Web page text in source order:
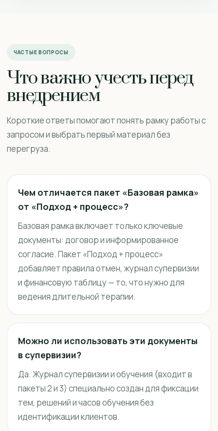
ЧАСТЫЕ ВОПРОСЫ
Что важно учесть перед
внедрением
Короткие ответы помогают понять рамку работы с
запросом и выбрать первый материал без
перегруза.
Чем отличается пакет «Базовая рамка»
от «Подход + процесс»?
Базовая рамка включает только ключевые
документы: договор и информированное
согласие. Пакет «Подход + процесс»
добавляет правила отмен, журнал супервизии
и финансовую таблицу — то, что нужно для
ведения длительной терапии.
Можно ли использовать эти документы
в супервизии?
Да. Журнал супервизии и обучения (входит в
пакеты 2 и 3) специально создан для фиксации
тем, решений и часов обучения без
идентификации клиентов.